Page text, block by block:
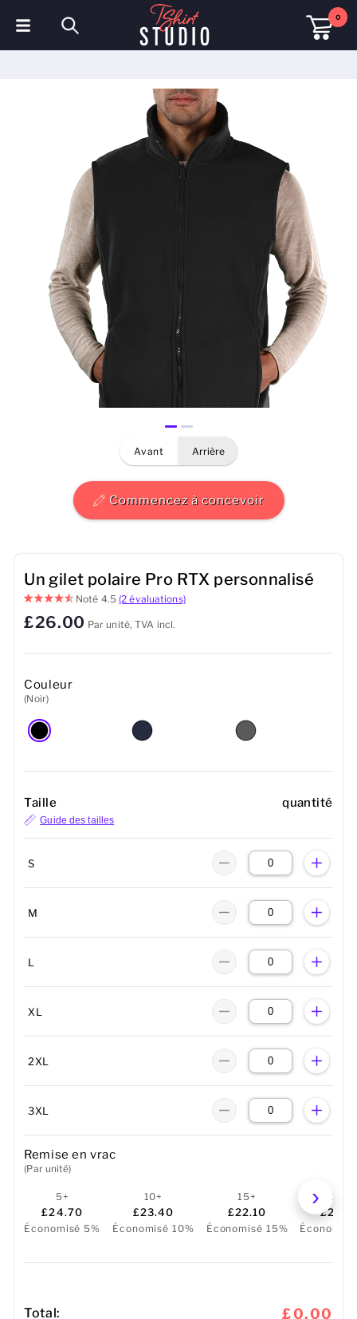
0
Chapeaux et Casquettes
Vêtements de sport
Vêtements de travail
Polaires & Vestes
Haute visibilité
Tasses
Accessoires de sport
avant arrière
Commencez à concevoir
Un gilet polaire Pro RTX personnalisé
Noté 4.5(2 évaluations)
£26.00 Par unité, TVA incl.
Couleur
(Noir)
Taille quantité
Guide des tailles
S
M
L
XL
2XL
3XL
Remise en vrac
(Par unité)
5+
£24.70
Économisé 5%
10+
£23.40
Économisé 10%
15+
£22.10
Économisé 15%
25+
Total: £0.00